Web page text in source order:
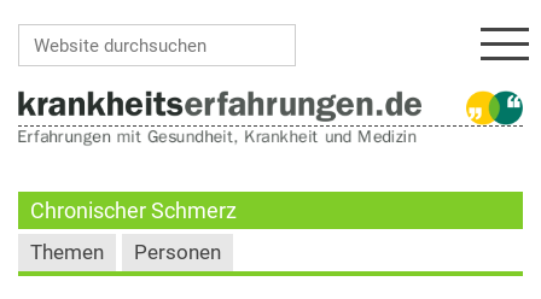
Chronischer Schmerz
Themen Personen